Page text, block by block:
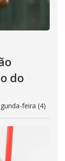
do
feira (4)